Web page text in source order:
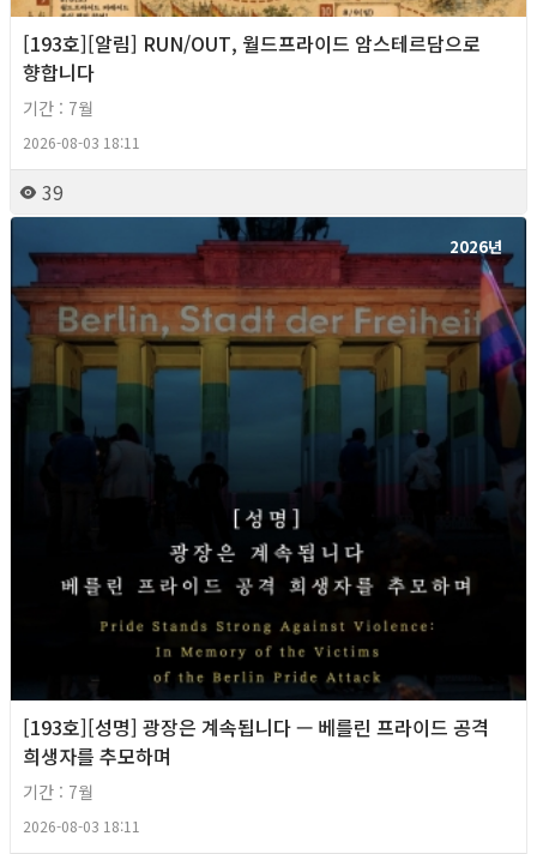
[193호][알림] RUN/OUT, 월드프라이드 암스테르담으로
향합니다
기간 : 7월
2026-08-03 18:11
39
2026년
[193호][성명] 광장은 계속됩니다 — 베를린 프라이드 공격
희생자를 추모하며
기간 : 7월
2026-08-03 18:11